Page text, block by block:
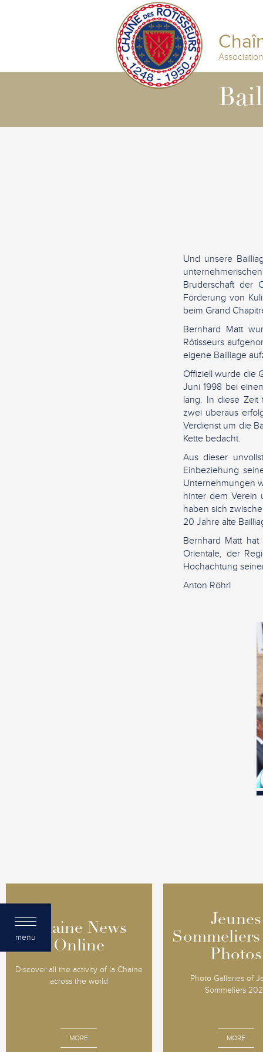
menu
Und unsere
Bruderschaft der
Förderung von
beim Grand
Bernhard Matt
Rôtisseurs
eigene Bailliage
Offiziell wurde die
Juni 1998 bei
lang. In diese Zeit
zwei überaus
Verdienst um die
Kette bedacht.
Aus dieser
Einbeziehung
Unternehmungen
hinter dem Verein
haben sich
20 Jahre alte
Bernhard Matt
Orientale, der
Hochachtung
Anton Röhrl
Chaine News
Online
Discover all the activity of la Chaine
across the world
MORE
Chaine News
Online
Jeunes
Sommeliers
Photos
Photo Galleries of
Sommeliers
MORE
Jeunes
Sommeliers
Photos